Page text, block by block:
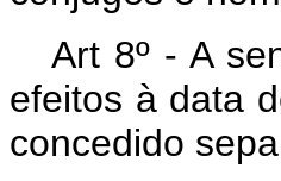
Art 8º - A
efeitos à data
concedido